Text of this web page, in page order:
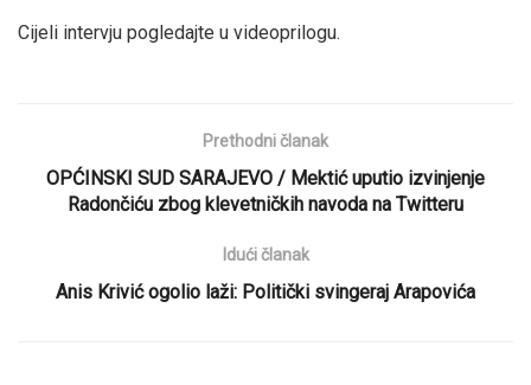
Cijeli intervju pogledajte u videoprilogu.
Prethodni članak
OPĆINSKI SUD SARAJEVO / Mektić uputio izvinjenje
Radončiću zbog klevetničkih navoda na Twitteru
Idući članak
Anis Krivić ogolio laži: Politički svingeraj Arapovića